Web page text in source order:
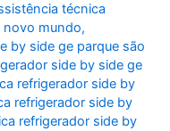
técnica
novo mundo,
by side ge parque são
side by side ge
refrigerador side by
refrigerador side by
refrigerador side by